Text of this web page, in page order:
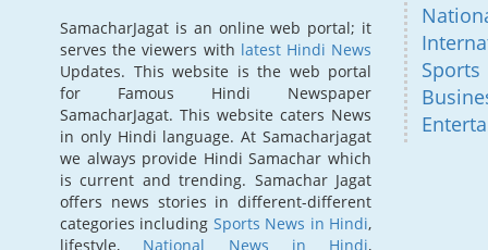
SamacharJagat is an online web portal; it
serves the viewers with latest Hindi News
Updates. This website is the web portal
for Famous Hindi Newspaper
SamacharJagat. This website caters News
in only Hindi language. At Samacharjagat
we always provide Hindi Samachar which
is current and trending. Samachar Jagat
offers news stories in different-different
categories including Sports News in Hindi,
lifestyle, National News in Hindi,
Sports